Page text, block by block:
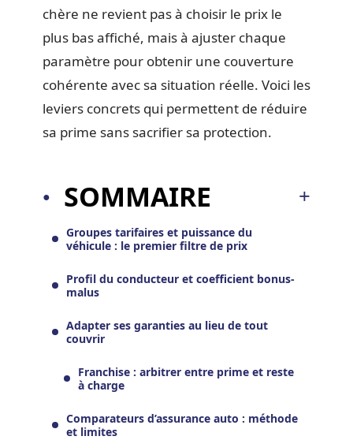
chère ne revient pas à choisir le prix le
plus bas affiché, mais à ajuster chaque
paramètre pour obtenir une couverture
cohérente avec sa situation réelle. Voici les
leviers concrets qui permettent de réduire
sa prime sans sacrifier sa protection.
SOMMAIRE
Groupes tarifaires et puissance du
véhicule : le premier filtre de prix
Profil du conducteur et coefficient bonus-
malus
Adapter ses garanties au lieu de tout
couvrir
Franchise : arbitrer entre prime et reste
à charge
Comparateurs d’assurance auto : méthode
et limites